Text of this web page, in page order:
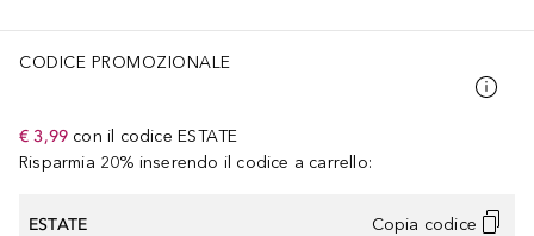
CODICE PROMOZIONALE
€ 3,99 con il codice ESTATE
Risparmia 20% inserendo il codice a carrello:
ESTATE Copia codice